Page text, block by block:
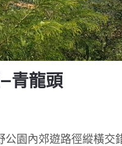
青龍頭
園內郊遊路徑縱橫交